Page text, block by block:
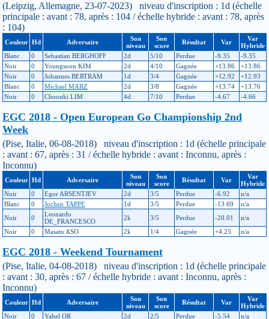
(Leipzig, Allemagne, 23-07-2023) niveau d'inscription : 1d (échelle
principale : avant : 78, après : 104 / échelle hybride : avant : 78, après
: 104)
Couleur Hd Adversaire
Son
niveau
Son
score
Résultat Var
Var
Hybride
Blanc
0 Sebastian BERGHOFF 2d 5/10 Perdue -9.35
-9.35
Noir
0 Youngsoon KIM 2d 4/10 Gagnée +13.86
+13.86
Noir
0 Johannes BERTRAM 1d 3/4 Gagnée +12.92
+12.93
Blanc
0 Michael MARZ 2d 3/8 Gagnée +13.74
+13.76
Noir
0 Choonki LIM 4d 7/10 Perdue -4.67 -4.66
EGC 2018 - Open European Go Championship 2nd
Week
(Pise, Italie, 06-08-2018) niveau d'inscription : 1d (échelle principale
: avant : 67, après : 31 / échelle hybride : avant : Inconnu, après :
Inconnu)
Couleur Hd Adversaire
Son
niveau
Son
score
Résultat Var
Var
Hybride
Noir
0 Egor ARSENTJEV 2d 3/5 Perdue -6.92
n/a
Blanc
0 Jochen TAPPE 1d 3/5 Perdue -13.69
n/a
Noir
0
Leonardo
DE_FRANCESCO
2k 3/5 Perdue -20.01
n/a
Noir
0 Masato ASO 2k 1/4 Gagnée +4.25 n/a
EGC 2018 - Weekend Tournament
(Pise, Italie, 04-08-2018) niveau d'inscription : 1d (échelle principale
: avant : 30, après : 67 / échelle hybride : avant : Inconnu, après :
Inconnu)
Couleur Hd Adversaire
Son
niveau
Son
score
Résultat Var
Var
Hybride
Noir
0 Yahel OR 2d 2/5 Perdue -5.54
n/a